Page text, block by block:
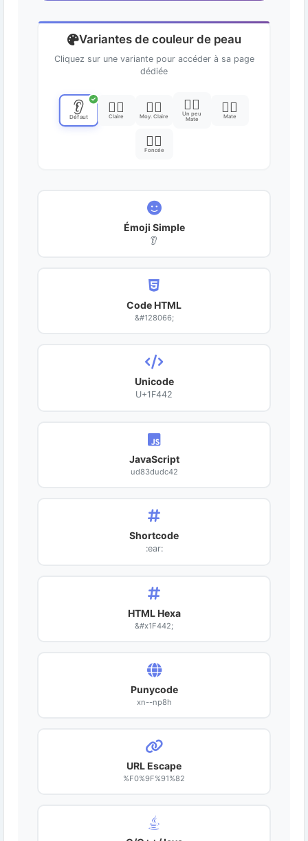
Variantes de couleur de peau
Cliquez sur une variante pour accéder à sa page
dédiée
✓
👂
Défaut
👂🏻
Claire
👂🏼
Moy. Claire
👂🏽
Un peu
Mate
👂🏾
Mate
👂🏿
Foncée
Émoji Simple
👂
Code HTML
&#128066;
Unicode
U+1F442
JavaScript
ud83dudc42
Shortcode
:ear:
HTML Hexa
&#x1F442;
Punycode
xn--np8h
URL Escape
%F0%9F%91%82